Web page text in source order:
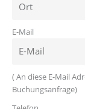
E-Mail
( An diese E-Mail
Buchungsanfrage)